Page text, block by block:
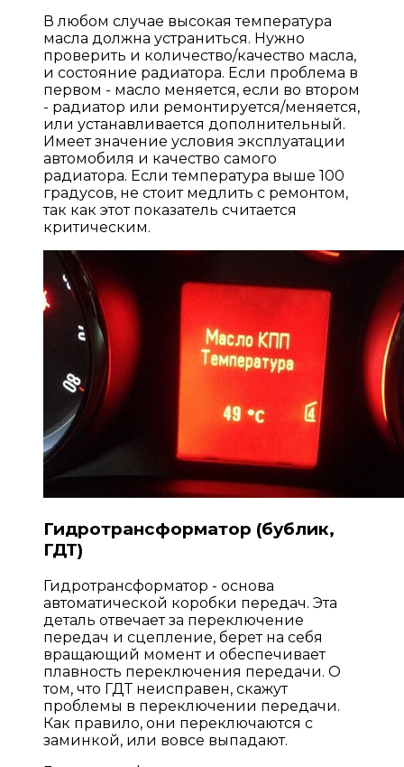
В любом случае высокая температура
масла должна устраниться. Нужно
проверить и количество/качество масла,
и состояние радиатора. Если проблема в
первом - масло меняется, если во втором
- радиатор или ремонтируется/меняется,
или устанавливается дополнительный.
Имеет значение условия эксплуатации
автомобиля и качество самого
радиатора. Если температура выше 100
градусов, не стоит медлить с ремонтом,
так как этот показатель считается
критическим.
Гидротрансформатор (бублик,
ГДТ)
Гидротрансформатор - основа
автоматической коробки передач. Эта
деталь отвечает за переключение
передач и сцепление, берет на себя
вращающий момент и обеспечивает
плавность переключения передачи. О
том, что ГДТ неисправен, скажут
проблемы в переключении передачи.
Как правило, они переключаются с
заминкой, или вовсе выпадают.